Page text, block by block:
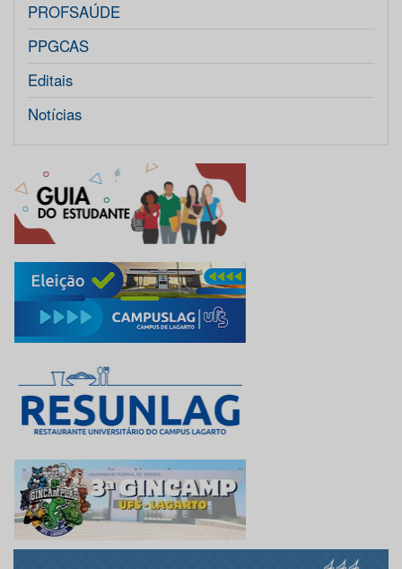
PROFSAÚDE
PPGCAS
Editais
Notícias